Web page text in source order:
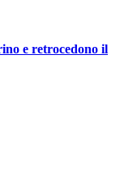
e retrocedono il